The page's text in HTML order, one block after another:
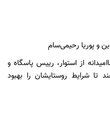
و پوریا رحیمی‌سام
از استوار، رییس پاسگاه و
تا شرایط روستایشان را بهبود